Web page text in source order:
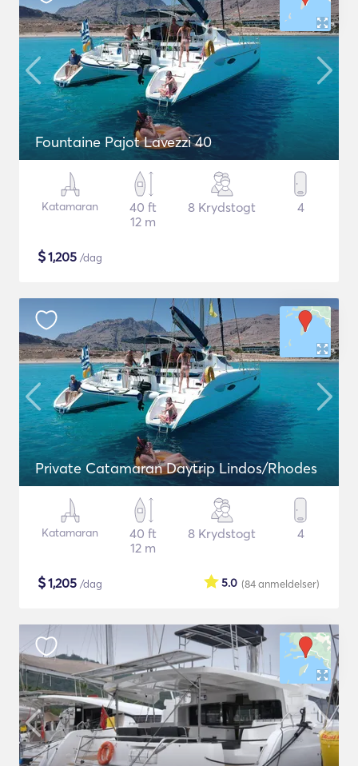
Fountaine Pajot Lavezzi 40
Katamaran
40 ft
12 m
8 Krydstogt 4
$1,205 /dag
Private Catamaran Daytrip Lindos/Rhodes
Katamaran
40 ft
12 m
8 Krydstogt 4
$1,205 /dag (84anmeldelser)
5.0